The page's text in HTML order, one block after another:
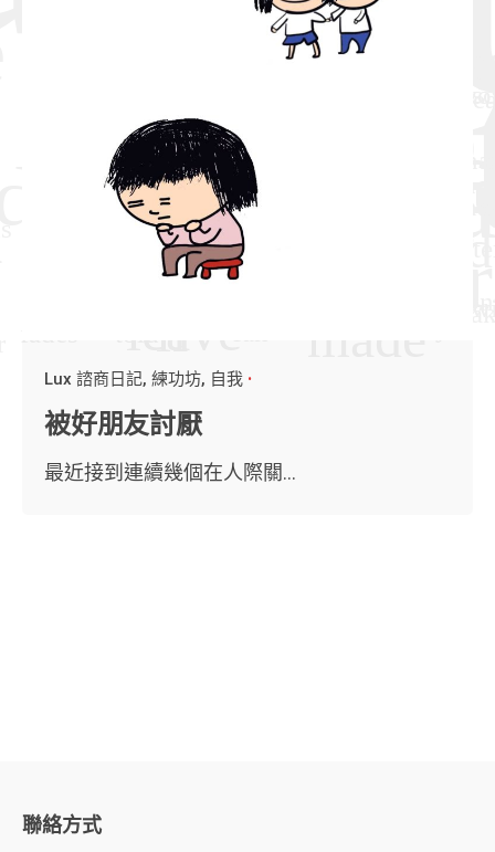
Lux 諮商日記 練功坊 自我
被好朋友討厭
最近接到連續幾個在人際關...
聯絡方式